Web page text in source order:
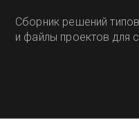
Сборник решений
и файлы проектов для